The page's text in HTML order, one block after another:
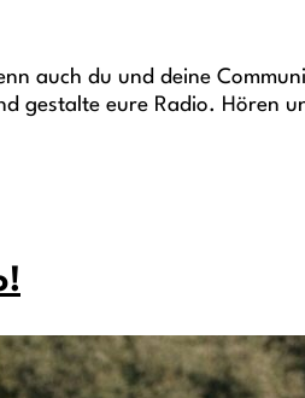
auch du und deine
gestalte eure Radio. Hören